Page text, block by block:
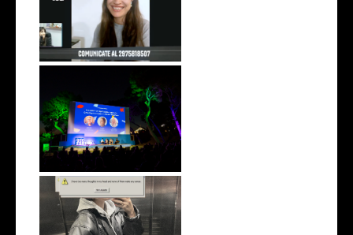
En Somos Voces | Seta TV
Split Tech City 2024
Ghost of corporate future